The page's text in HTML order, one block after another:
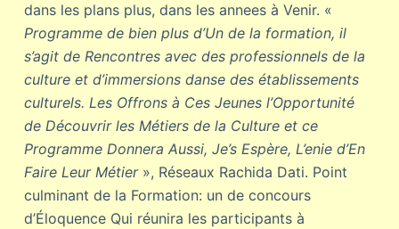
dans les plans plus, dans les annees à Venir. «
Programme de bien plus d’Un de la formation, il
s’agit de Rencontres avec des professionnels de la
culture et d’immersions danse des établissements
culturels. Les Offrons à Ces Jeunes l’Opportunité
de Découvrir les Métiers de la Culture et ce
Programme Donnera Aussi, Je’s Espère, L’enie d’En
Faire Leur Métier», Réseaux Rachida Dati. Point
culminant de la Formation: un de concours
d’Éloquence Qui réunira les participants à